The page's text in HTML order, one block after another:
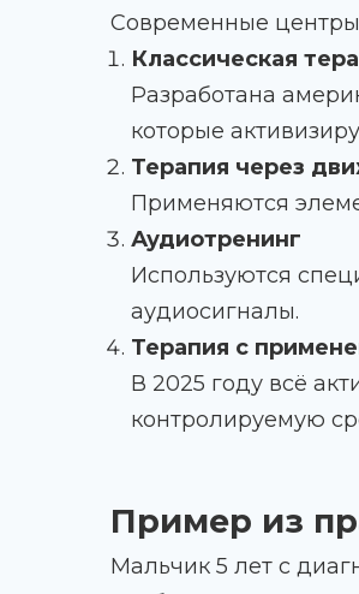
Современные центры
Классическая
Разработана
которые
Терапия через
Применяются
Аудиотренинг
Используются
аудиосигналы.
Терапия с
В 2025 году всё
контролируемую
Пример из
Мальчик 5 лет с